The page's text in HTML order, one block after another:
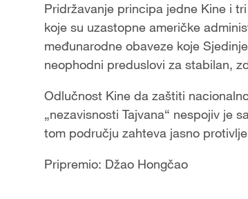
Pridržavanje principa jedne Kine i
koje su uzastopne američke
međunarodne obaveze koje
neophodni preduslovi za stabilan,
Odlučnost Kine da zaštiti
„nezavisnosti Tajvana“ nespojiv je
tom području zahteva jasno
Pripremio: Džao Hongčao